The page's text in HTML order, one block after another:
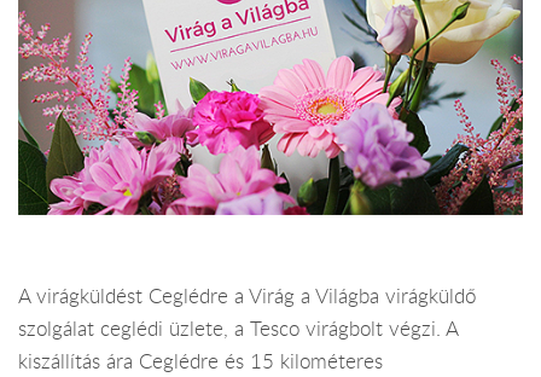
A virágküldést Ceglédre a Virág a Világba virágküldő
szolgálat ceglédi üzlete, a Tesco virágbolt végzi. A
kiszállítás ára Ceglédre és 15 kilométeres